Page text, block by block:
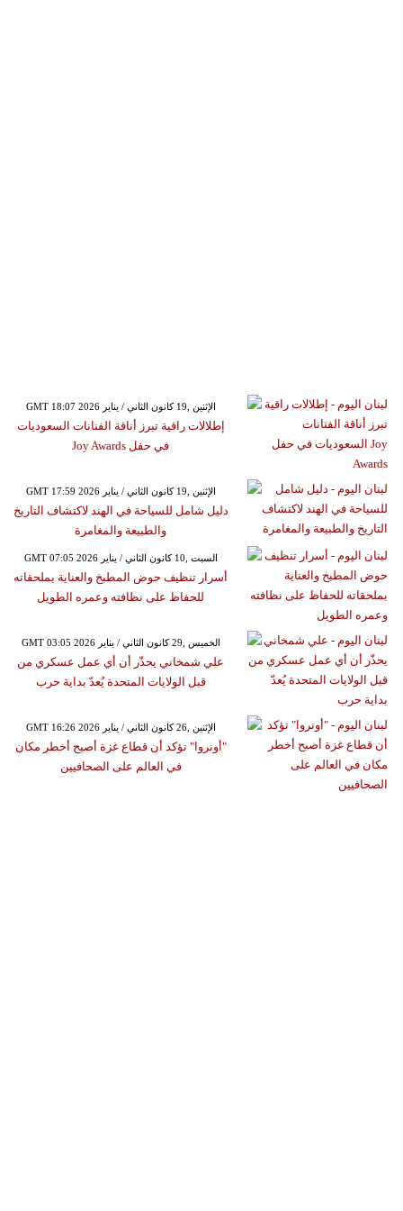
GMT 18:07 2026 الإثنين ,19 كانون الثاني / يناير
إطلالات راقية تبرز أناقة الفنانات السعوديات
في حفل Joy Awards
GMT 17:59 2026 الإثنين ,19 كانون الثاني / يناير
دليل شامل للسياحة في الهند لاكتشاف التاريخ
والطبيعة والمغامرة
GMT 07:05 2026 السبت ,10 كانون الثاني / يناير
أسرار تنظيف حوض المطبخ والعناية بملحقاته
للحفاظ على نظافته وعمره الطويل
GMT 03:05 2026 الخميس ,29 كانون الثاني / يناير
علي شمخاني يحذّر أن أي عمل عسكري من
قبل الولايات المتحدة يُعدّ بداية حرب
GMT 16:26 2026 الإثنين ,26 كانون الثاني / يناير
"أونروا" تؤكد أن قطاع غزة أصبح أخطر مكان
في العالم على الصحافيين